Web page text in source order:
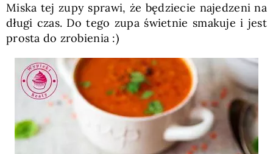
Miska tej zupy sprawi, że będziecie najedzeni na
długi czas. Do tego zupa świetnie smakuje i jest
prosta do zrobienia :)